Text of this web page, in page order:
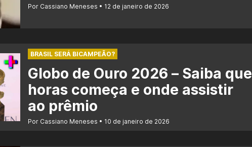
Por Cassiano Meneses 12 de janeiro de 2026
BRASIL SERÁ BICAMPEÃO?
Globo de Ouro 2026 – Saiba que
horas começa e onde assistir
ao prêmio
Por Cassiano Meneses 10 de janeiro de 2026